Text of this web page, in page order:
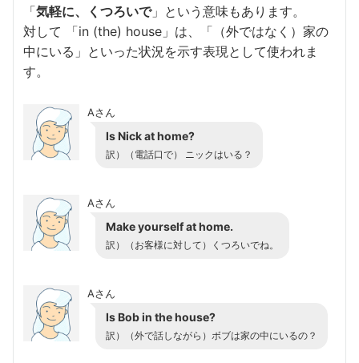
「気軽に、くつろいで」という意味もあります。
対して 「in (the) house」は、「（外ではなく）家の
中にいる」といった状況を示す表現として使われま
す。
Aさん
Is Nick at home?
訳）（電話口で） ニックはいる？
Aさん
Make yourself at home.
訳）（お客様に対して）くつろいでね。
Aさん
Is Bob in the house?
訳）（外で話しながら）ボブは家の中にいるの？